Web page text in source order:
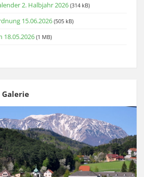
2. Halbjahr 2026 (314 kB)
15.06.2026 (505 kB)
18.05.2026 (1 MB)
Galerie